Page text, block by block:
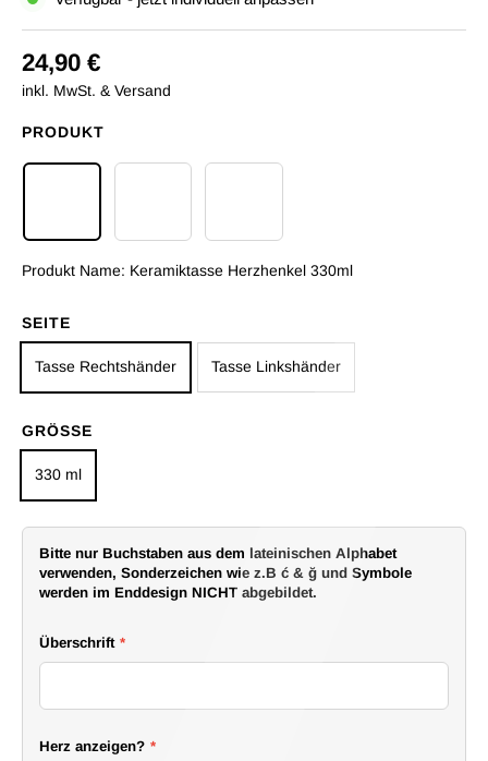
24,90 €
inkl. MwSt. & Versand
PRODUKT
Produkt Name: Keramiktasse Herzhenkel 330ml
SEITE
Tasse Rechtshänder Tasse Linkshänder
GRÖSSE
330 ml
Bitte nur Buchstaben aus dem lateinischen Alphabet
verwenden, Sonderzeichen wie z.B ć & ğ und Symbole
werden im Enddesign NICHT abgebildet.
Überschrift *
Herz anzeigen? *